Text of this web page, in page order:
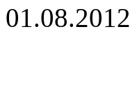
01.08.2012